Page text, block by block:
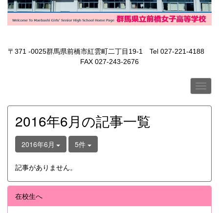
〒371 -0025群馬県前橋市紅雲町二丁目19-1 Tel 027-221-4188
FAX 027-243-2676
2016年6月の記事一覧
2016年6月 5件
記事がありません。
在校生へ